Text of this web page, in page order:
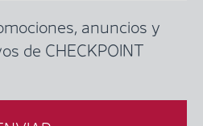
anuncios y
de CHECKPOINT